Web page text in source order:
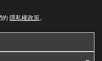
的 隱私權政策。